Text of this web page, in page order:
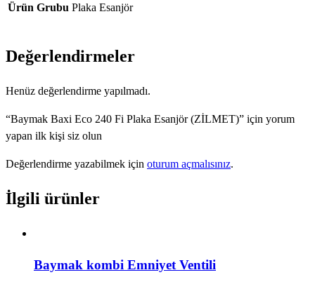
Ürün Grubu Plaka Esanjör
Değerlendirmeler
Henüz değerlendirme yapılmadı.
“Baymak Baxi Eco 240 Fi Plaka Esanjör (ZİLMET)” için yorum
yapan ilk kişi siz olun
Değerlendirme yazabilmek için oturum açmalısınız.
İlgili ürünler
Baymak kombi Emniyet Ventili